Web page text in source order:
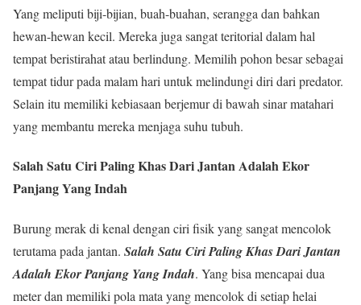
Yang meliputi biji-bijian, buah-buahan, serangga dan bahkan
hewan-hewan kecil. Mereka juga sangat teritorial dalam hal
tempat beristirahat atau berlindung. Memilih pohon besar sebagai
tempat tidur pada malam hari untuk melindungi diri dari predator.
Selain itu memiliki kebiasaan berjemur di bawah sinar matahari
yang membantu mereka menjaga suhu tubuh.
Salah Satu Ciri Paling Khas Dari Jantan Adalah Ekor
Panjang Yang Indah
Burung merak di kenal dengan ciri fisik yang sangat mencolok
terutama pada jantan. Salah Satu Ciri Paling Khas Dari Jantan
Adalah Ekor Panjang Yang Indah. Yang bisa mencapai dua
meter dan memiliki pola mata yang mencolok di setiap helai